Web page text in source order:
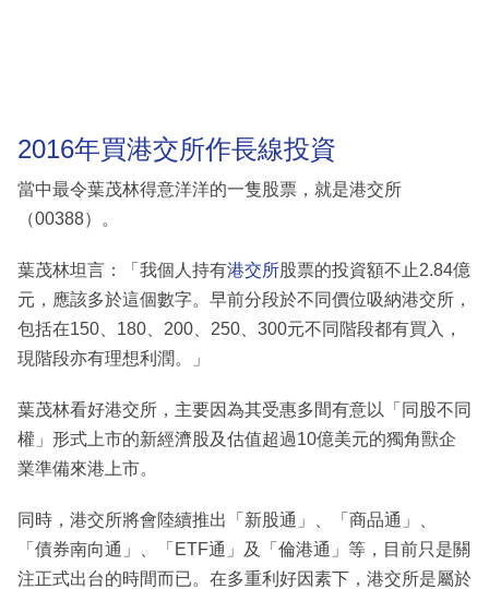
2016年買港交所作長線投資
當中最令葉茂林得意洋洋的一隻股票，就是港交所
（00388）。
葉茂林坦言：「我個人持有港交所股票的投資額不止2.84億
元，應該多於這個數字。早前分段於不同價位吸納港交所，
包括在150、180、200、250、300元不同階段都有買入，
現階段亦有理想利潤。」
葉茂林看好港交所，主要因為其受惠多間有意以「同股不同
權」形式上市的新經濟股及估值超過10億美元的獨角獸企
業準備來港上市。
同時，港交所將會陸續推出「新股通」、「商品通」、
「債券南向通」、「ETF通」及「倫港通」等，目前只是關
注正式出台的時間而已。在多重利好因素下，港交所是屬於